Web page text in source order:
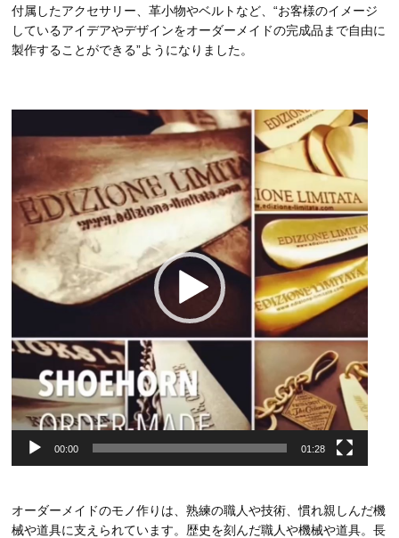
付属したアクセサリー、革小物やベルトなど、“お客様のイメージ
しているアイデアやデザインをオーダーメイドの完成品まで自由に
製作することができる”ようになりました。
画
ー
ヤ
00:00 01:28
オーダーメイドのモノ作りは、熟練の職人や技術、慣れ親しんだ機
械や道具に支えられています。歴史を刻んだ職人や機械や道具。長